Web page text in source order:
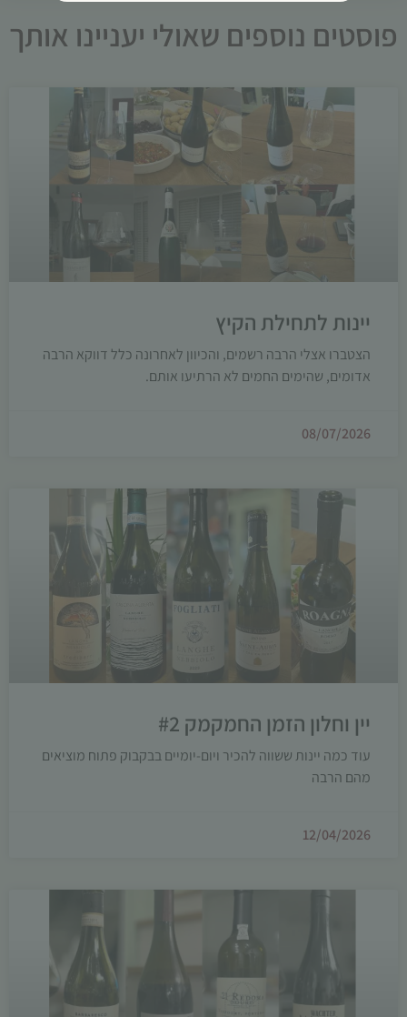
פוסטים נוספים שאולי יעניינו אותך
יינות לתחילת הקיץ
הצטברו אצלי הרבה רשמים, והכיוון לאחרונה כלל דווקא הרבה
אדומים, שהימים החמים לא הרתיעו אותם.
08/07/2026
יין וחלון הזמן החמקמק #2
עוד כמה יינות ששווה להכיר ויום-יומיים בבקבוק פתוח מוציאים
מהם הרבה
12/04/2026